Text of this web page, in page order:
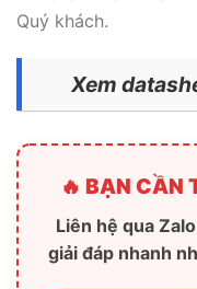
Quý khách.
Xem
🔥 BẠN CẦN
Liên hệ qua
giải đáp nhanh